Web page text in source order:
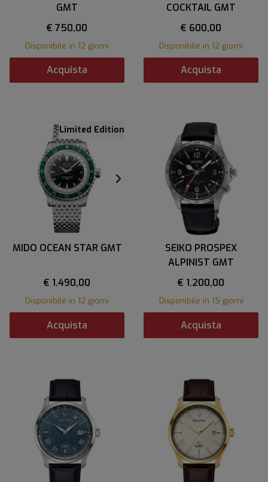
GMT
€ 750,00
Disponibile in 12 giorni
Acquista
COCKTAIL GMT
€ 600,00
Disponibile in 12 giorni
Acquista
Limited Edition
MIDO OCEAN STAR GMT
€ 1.490,00
Disponibile in 12 giorni
Acquista
SEIKO PROSPEX
ALPINIST GMT
€ 1.200,00
Disponibile in 15 giorni
Acquista